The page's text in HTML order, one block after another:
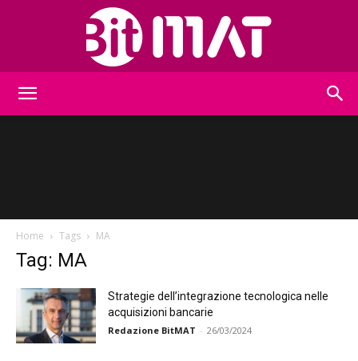
Home Tags MA
Tag: MA
Strategie dell’integrazione tecnologica nelle
acquisizioni bancarie
Redazione BitMAT - 26/03/2024